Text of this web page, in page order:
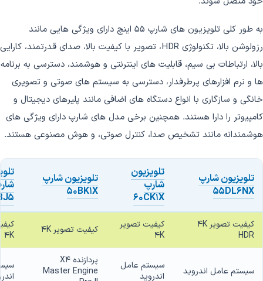
به طور کلی تلویزیون های شارپ 55 اینچ دارای ویژگی هایی مانند
رزولوشن بالا، تکنولوژی HDR، تصویر با کیفیت بالا، صدای قدرتمند، کارایی
بالا، ارتباطات بی سیم، قابلیت های اینترنتی و هوشمند، دسترسی به برنامه
ها و نرم افزارهای پرطرفدار، دسترسی به سیستم های صوتی و تصویری
خانگی و سازگاری با انواع دستگاه های اضافی مانند پلیرهای دیجیتال و
کامپیوتر را دارا هستند. همچنین برخی مدل های شارپ دارای ویژگی های
هوشمندانه مانند تشخیص صدا، کنترل صوتی، و هوش مصنوعی هستند.
تلویزیون شارپ
55DL6NX
تلویزیون
شارپ
60CK1X
تلویزیون شارپ
50BK1X
کیفیت تصویر 4K
HDR
کیفیت تصویر
4K
کیفیت تصویر 4K
4K
سیستم عامل اندروید
سیستم عامل
اندروید
پردازنده X4
Master Engine